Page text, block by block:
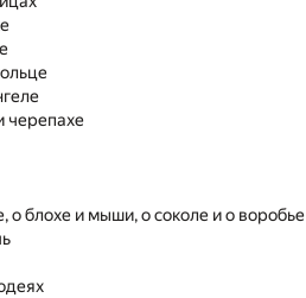
черепахе
о блохе и мыши, о соколе и о воробье